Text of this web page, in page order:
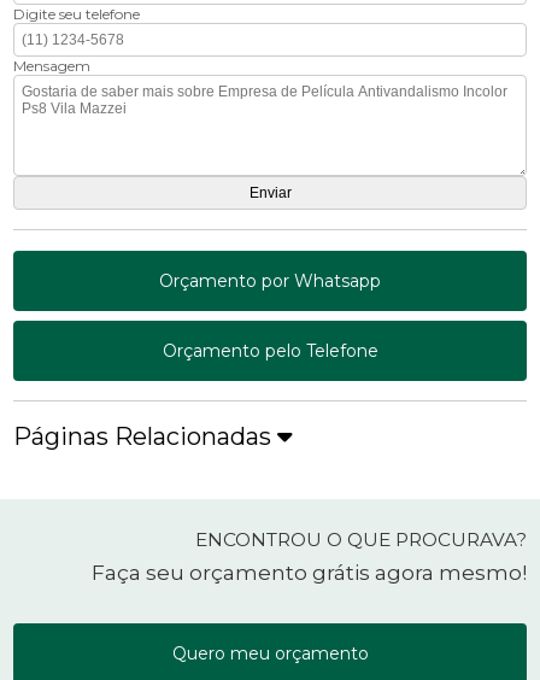
Digite seu telefone
Mensagem
Orçamento por Whatsapp
Orçamento pelo Telefone
Páginas Relacionadas
ENCONTROU O QUE PROCURAVA?
Faça seu orçamento grátis agora mesmo!
Quero meu orçamento